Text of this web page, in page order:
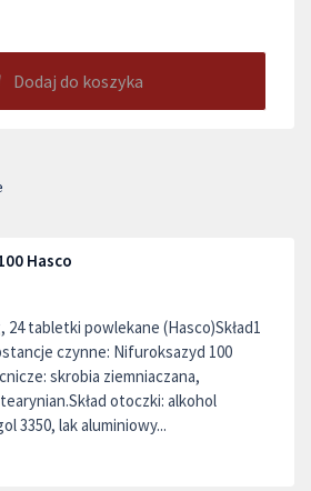
Dodaj do koszyka
Hasco
24 tabletki powlekane (Hasco)Skład1
czynne: Nifuroksazyd 100
skrobia ziemniaczana,
otoczki: alkohol
3350, lak aluminiowy...